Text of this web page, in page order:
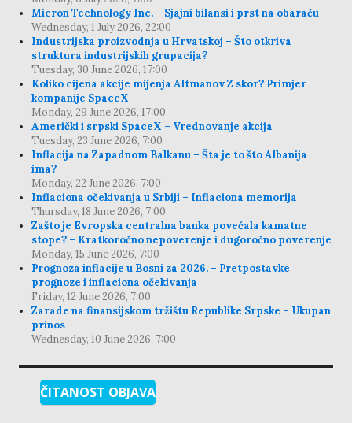
Micron Technology Inc. – Sjajni bilansi i prst na obaraču
Wednesday, 1 July 2026, 22:00
Industrijska proizvodnja u Hrvatskoj – Što otkriva
struktura industrijskih grupacija?
Tuesday, 30 June 2026, 17:00
Koliko cijena akcije mijenja Altmanov Z skor? Primjer
kompanije SpaceX
Monday, 29 June 2026, 17:00
Američki i srpski SpaceX – Vrednovanje akcija
Tuesday, 23 June 2026, 7:00
Inflacija na Zapadnom Balkanu – Šta je to što Albanija
ima?
Monday, 22 June 2026, 7:00
Inflaciona očekivanja u Srbiji – Inflaciona memorija
Thursday, 18 June 2026, 7:00
Zašto je Evropska centralna banka povećala kamatne
stope? – Kratkoročno nepoverenje i dugoročno poverenje
Monday, 15 June 2026, 7:00
Prognoza inflacije u Bosni za 2026. – Pretpostavke
prognoze i inflaciona očekivanja
Friday, 12 June 2026, 7:00
Zarade na finansijskom tržištu Republike Srpske – Ukupan
prinos
Wednesday, 10 June 2026, 7:00
ČITANOST OBJAVA